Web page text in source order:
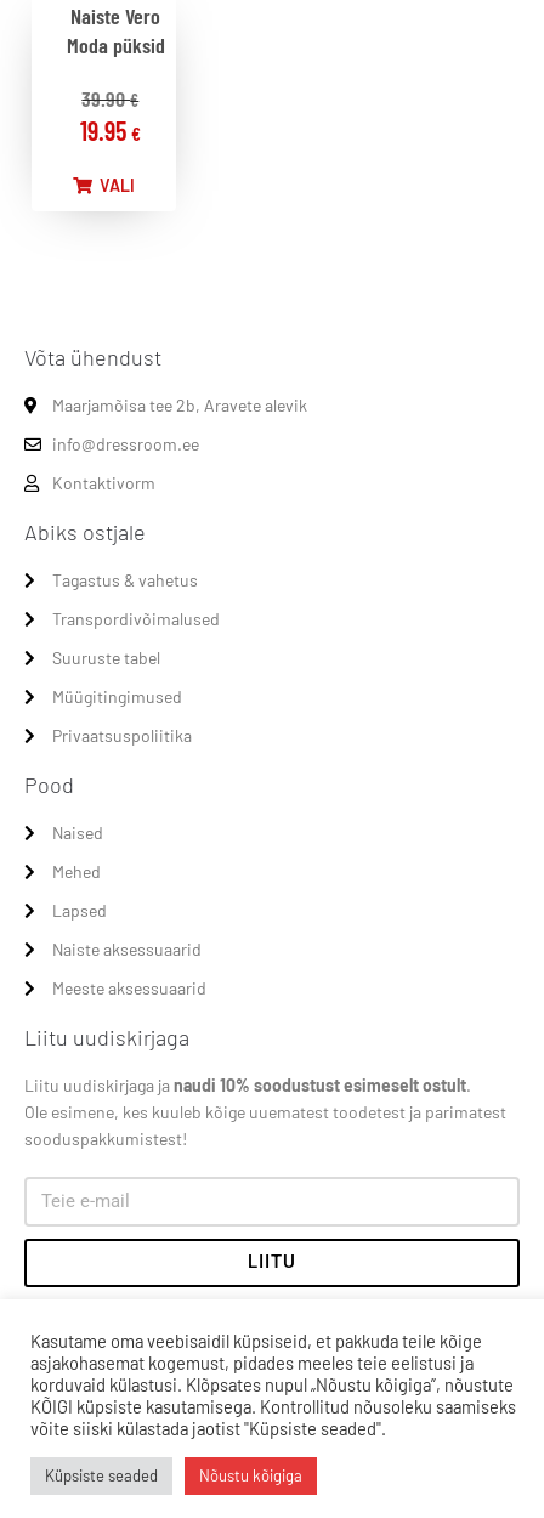
Naiste Vero
Moda püksid
39.90€
19.95 €
VALI
Võta ühendust
Maarjamõisa tee 2b, Aravete alevik
info@dressroom.ee
Kontaktivorm
Abiks ostjale
Tagastus & vahetus
Transpordivõimalused
Suuruste tabel
Müügitingimused
Privaatsuspoliitika
Pood
Naised
Mehed
Lapsed
Naiste aksessuaarid
Meeste aksessuaarid
Liitu uudiskirjaga
Liitu uudiskirjaga janaudi 10% soodustust esimeselt ostult.
Ole esimene, kes kuuleb kõige uuematest toodetest ja parimatest
sooduspakkumistest!
LIITU
Kasutame oma veebisaidil küpsiseid, et pakkuda teile kõige
asjakohasemat kogemust, pidades meeles teie eelistusi ja
korduvaid külastusi. Klõpsates nupul „Nõustu kõigiga”, nõustute
KÕIGI küpsiste kasutamisega. Kontrollitud nõusoleku saamiseks
võite siiski külastada jaotist "Küpsiste seaded".
Küpsiste seaded Nõustu kõigiga